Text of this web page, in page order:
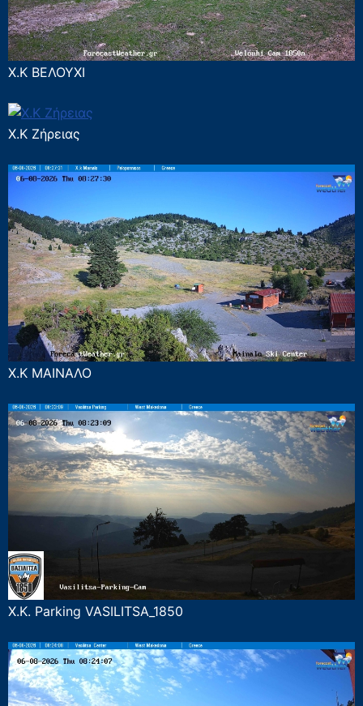
Χ.Κ ΒΕΛΟΥΧΙ
Χ.Κ Ζήρειας
Χ.Κ ΜΑΙΝΑΛΟ
Χ.Κ. Parking VASILITSA_1850